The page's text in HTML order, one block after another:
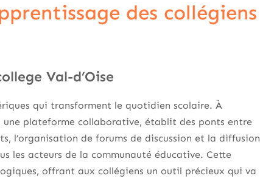
des collégiens
Val-d’Oise
qui transforment le quotidien scolaire. À
une plateforme collaborative, établit des ponts entre
l’organisation de forums de discussion et la diffusion
les acteurs de la communauté éducative. Cette
offrant aux collégiens un outil précieux qui va